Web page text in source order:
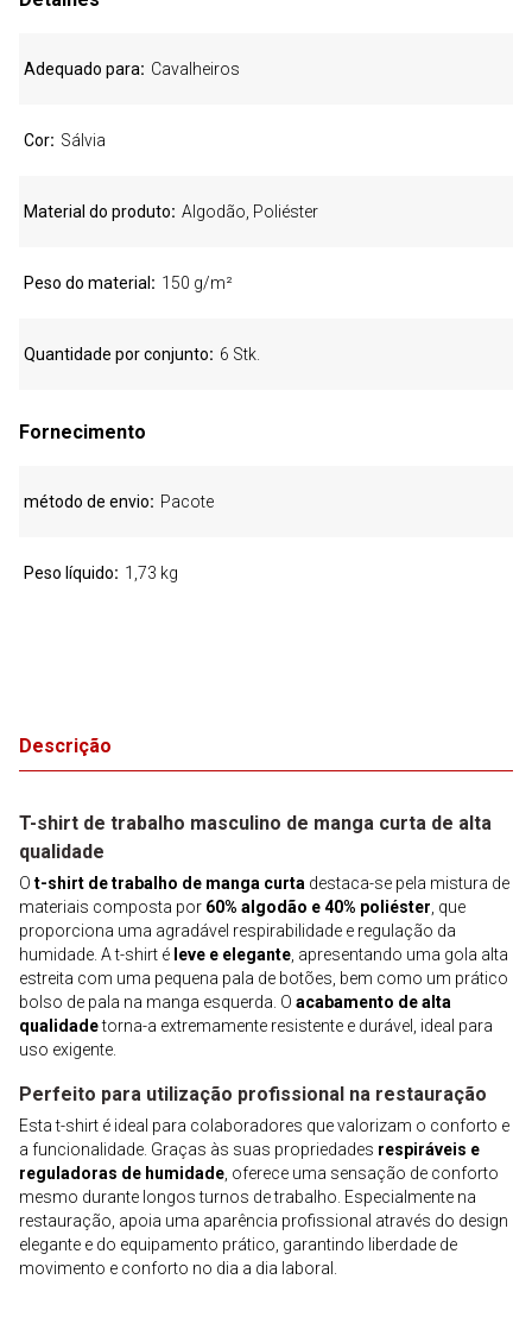
Descrição
T-shirt de trabalho masculino de manga curta de alta
qualidade
O t-shirt de trabalho de manga curta destaca-se pela mistura de
materiais composta por 60% algodão e 40% poliéster , que
proporciona uma agradável respirabilidade e regulação da
humidade. A t-shirt é leve e elegante , apresentando uma gola alta
estreita com uma pequena pala de botões, bem como um prático
bolso de pala na manga esquerda. O acabamento de alta
qualidadetorna-a extremamente resistente e durável, ideal para
uso exigente.
Perfeito para utilização profissional na restauração
Esta t-shirt é ideal para colaboradores que valorizam o conforto e
a funcionalidade. Graças às suas propriedades respiráveis e
reguladoras de humidade , oferece uma sensação de conforto
mesmo durante longos turnos de trabalho. Especialmente na
restauração, apoia uma aparência profissional através do design
elegante e do equipamento prático, garantindo liberdade de
movimento e conforto no dia a dia laboral.
Adequado para Cavalheiros
Cor Sálvia
Material do produto Algodão, Poliéster
Peso do material 150 g/m²
Quantidade por conjunto 6 Stk.
Fornecimento
método de envio Pacote
Peso líquido 1,73 kg